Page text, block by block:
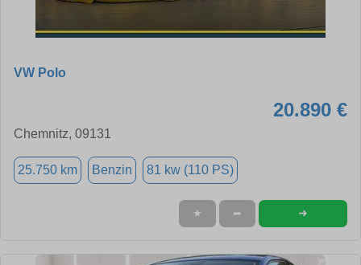
VW Polo
20.890 €
Chemnitz, 09131
25.750 km Benzin 81 kw (110 PS)
★ ➦ ➜